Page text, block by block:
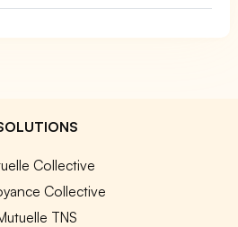
Collective
Collective
TNS